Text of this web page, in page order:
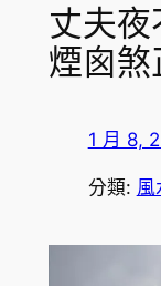
丈夫夜
煙囪
1 月 8,
分類: 風